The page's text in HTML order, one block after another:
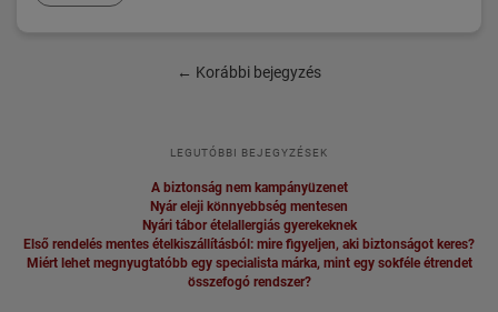
← Korábbi bejegyzés
LEGUTÓBBI BEJEGYZÉSEK
A biztonság nem kampányüzenet
Nyár eleji könnyebbség mentesen
Nyári tábor ételallergiás gyerekeknek
Első rendelés mentes ételkiszállításból: mire figyeljen, aki biztonságot keres?
Miért lehet megnyugtatóbb egy specialista márka, mint egy sokféle étrendet
összefogó rendszer?